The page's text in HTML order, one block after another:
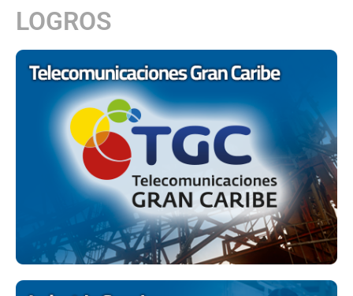
LOGROS